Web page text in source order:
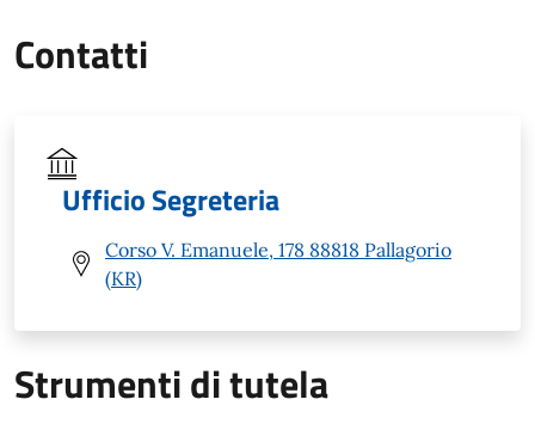
Contatti
Ufficio Segreteria
Corso V. Emanuele, 178 88818 Pallagorio
(KR)
Strumenti di tutela